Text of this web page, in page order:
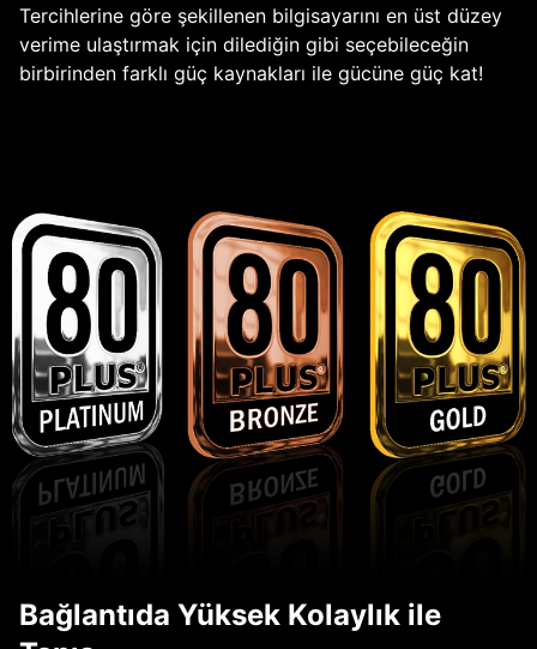
Tercihlerine göre şekillenen bilgisayarını en üst düzey
verime ulaştırmak için dilediğin gibi seçebileceğin
birbirinden farklı güç kaynakları ile gücüne güç kat!
Bağlantıda Yüksek Kolaylık ile